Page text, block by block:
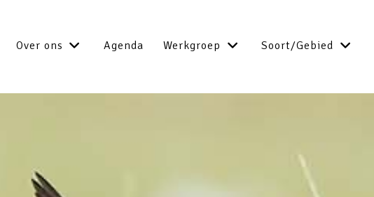
Over ons Agenda Werkgroep Soort/Gebied